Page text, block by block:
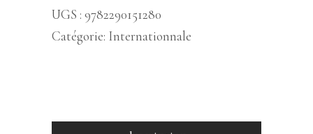
UGS : 9782290151280
Catégorie: Internationnale